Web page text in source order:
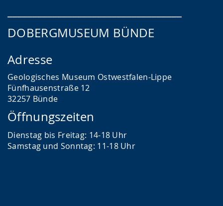
DOBERGMUSEUM BÜNDE
Adresse
Geologisches Museum Ostwestfalen-Lippe
Fünfhausenstraße 12
32257 Bünde
Öffnungszeiten
Dienstag bis Freitag: 14-18 Uhr
Samstag und Sonntag: 11-18 Uhr